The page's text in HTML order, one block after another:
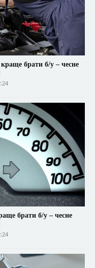
брати б/у – чесне
брати б/у – чесне